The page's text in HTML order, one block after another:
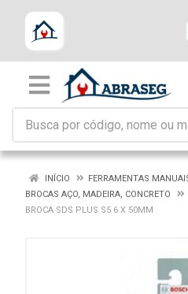
INÍCIO
FERRAMENTAS
BROCAS AÇO, MADEIRA, CONCRETO
BROCA SDS PLUS S5 6 X 50MM